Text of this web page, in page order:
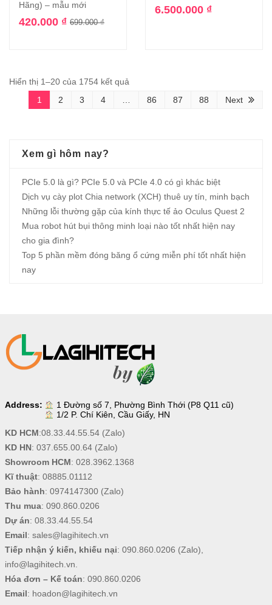
Hãng) – mẫu mới
699.000₫
420.000 ₫
6.500.000 ₫
Hiển thị 1–20 của 1754 kết quả
1
2 3 4 … 86 87 88 Next
Xem gì hôm nay?
PCIe 5.0 là gì? PCIe 5.0 và PCIe 4.0 có gì khác biệt
Dịch vụ cày plot Chia network (XCH) thuê uy tín, minh bạch
Những lỗi thường gặp của kính thực tế ảo Oculus Quest 2
Mua robot hút bụi thông minh loại nào tốt nhất hiện nay
cho gia đình?
Top 5 phần mềm đóng băng ổ cứng miễn phí tốt nhất hiện
nay
Address:
1 Đường số 7, Phường Bình Thới (P8 Q11 cũ)
1/2 P. Chí Kiên, Cầu Giấy, HN
KD HCM:08.33.44.55.54(Zalo)
KD HN: 037.655.00.64(Zalo)
Showroom HCM: 028.3962.1368
Kĩ thuật: 08885.01112
Bảo hành: 0974147300(Zalo)
Thu mua: 090.860.0206
Dự án: 08.33.44.55.54
Email: sales@lagihitech.vn
Tiếp nhận ý kiến, khiếu nại: 090.860.0206 (Zalo),
info@lagihitech.vn.
Hóa đơn – Kế toán: 090.860.0206
Email: hoadon@lagihitech.vn